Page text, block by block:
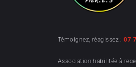
Témoignez, réagissez :07
Association habilitée à